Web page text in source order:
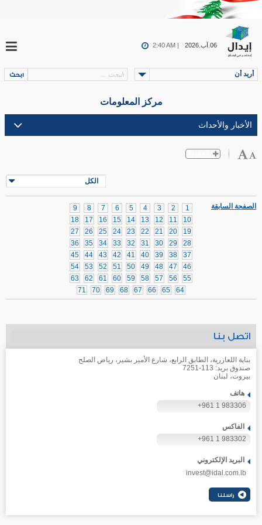
06.آب.2026 2:40 AM |
أريد أن
مركز المعلومات
الكل
1
2
3
4
5
6
7
8
9
10
11
12
13
14
15
16
17
18
19
20
21
22
23
24
25
26
27
28
29
30
31
32
33
34
35
36
37
38
39
40
41
42
43
44
45
46
47
48
49
50
51
52
53
54
55
56
57
58
59
60
61
62
63
64
65
66
67
68
69
70
71
الصفحة السابقة
اتصل بنا
بناية اللعازرية، الطابق الرابع، شارع الأمير بشير، رياض الصلح
صندوق بريد: 113-7251
بيروت، لبنان
هاتف
+961 1 983306
الفاكس
+961 1 983302
البريد الإلكتروني
invest@idal.com.lb